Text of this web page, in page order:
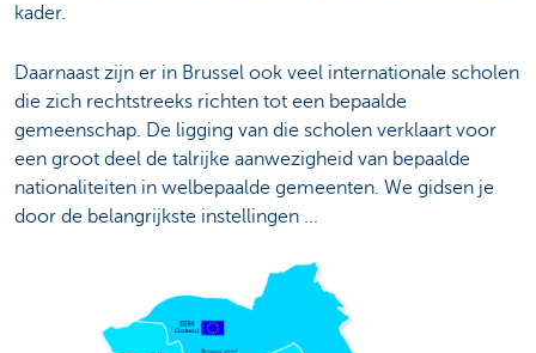
kader.
Daarnaast zijn er in Brussel ook veel internationale scholen
die zich rechtstreeks richten tot een bepaalde
gemeenschap. De ligging van die scholen verklaart voor
een groot deel de talrijke aanwezigheid van bepaalde
nationaliteiten in welbepaalde gemeenten. We gidsen je
door de belangrijkste instellingen ...